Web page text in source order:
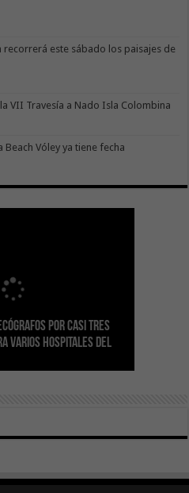
recorrerá este sábado los paisajes de
VII Travesía a Nado Isla Colombina
Vóley ya tiene fecha
por casi tres
varios hospitales del
puntuación en el
de Canarias por cuarto
ayudas del
por valor de 7,09 M€
con Ashotel su
Climáticos de
a su parque de
de alquiler
diagnóstica de
el impulso de la